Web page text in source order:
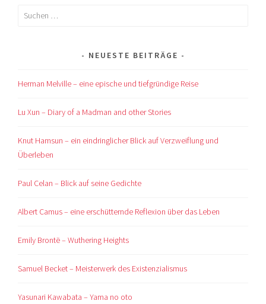
Suchen
NEUESTE BEITRÄGE
Herman Melville – eine epische und tiefgründige Reise
Lu Xun – Diary of a Madman and other Stories
Knut Hamsun – ein eindringlicher Blick auf Verzweiflung und
Überleben
Paul Celan – Blick auf seine Gedichte
Albert Camus – eine erschütternde Reflexion über das Leben
Emily Brontë – Wuthering Heights
Samuel Becket – Meisterwerk des Existenzialismus
Yasunari Kawabata – Yama no oto